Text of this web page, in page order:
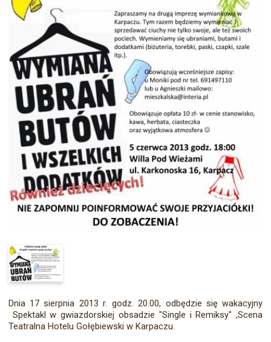
Dnia 17 sierpnia 2013 r. godz. 20.00, odbędzie się wakacyjny
Spektakl w gwiazdorskiej obsadzie "Single i Remiksy" ,Scena
Teatralna Hotelu Gołębiewski w Karpaczu.